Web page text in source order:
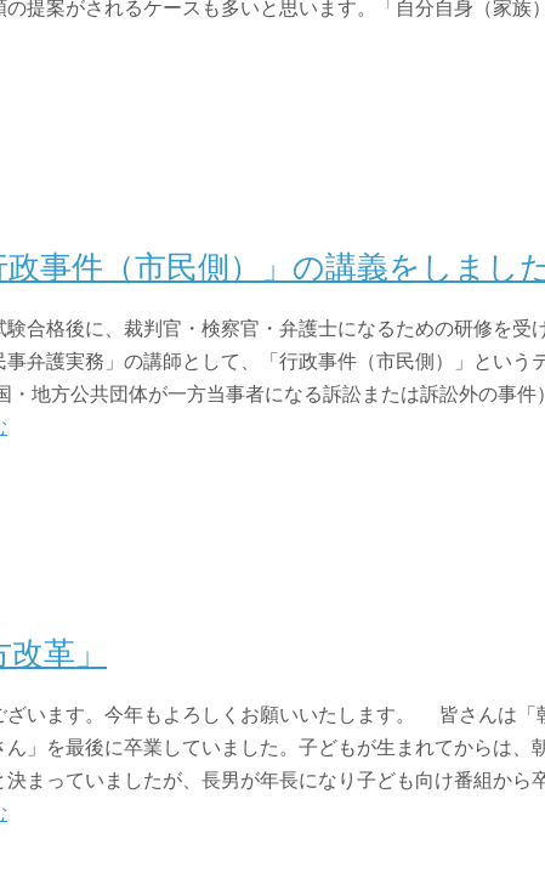
提案がされるケースも多いと思います。「自分自身（家族
事件（市民側）」の講義をしまし
合格後に、裁判官・検察官・弁護士になるための研修を受
弁護実務」の講師として、「行政事件（市民側）」という
地方公共団体が一方当事者になる訴訟または訴訟外の事件
革」
ざいます。今年もよろしくお願いいたします。 皆さんは「
」を最後に卒業していました。子どもが生まれてからは、
決まっていましたが、長男が年長になり子ども向け番組から